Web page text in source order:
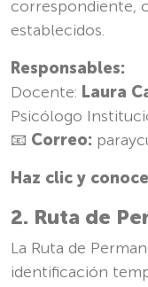
correspondiente,
establecidos.
Responsables:
Docente: Laura
Psicólogo
📧 Correo:
Haz clic y
2. Ruta de
La Ruta de
identificación